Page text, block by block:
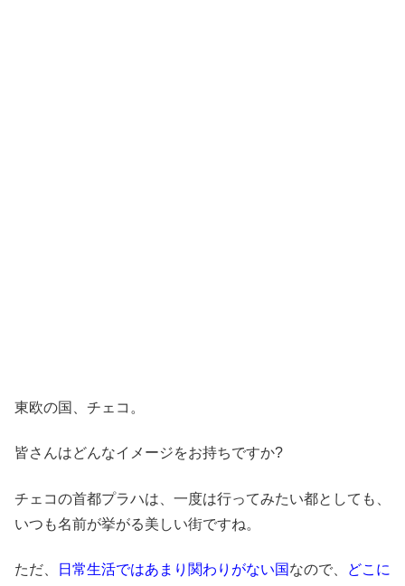
東欧の国、チェコ。
皆さんはどんなイメージをお持ちですか?
チェコの首都プラハは、一度は行ってみたい都としても、
いつも名前が挙がる美しい街ですね。
ただ、 日常生活ではあまり関わりがない国なので、
どこに